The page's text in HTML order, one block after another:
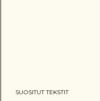
SUOSITUT TEKSTIT